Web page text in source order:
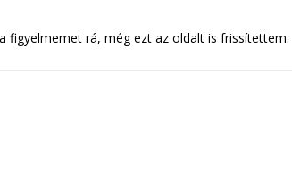
figyelmemet rá, még ezt az oldalt is frissítettem.